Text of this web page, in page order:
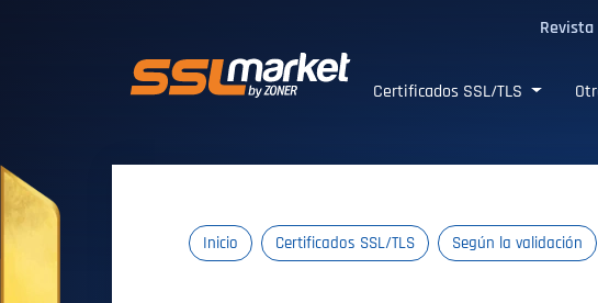
Revista
Certificados SSL/TLS
Certificados SSL/TLS
Inicio Certificados SSL/TLS Según la validación